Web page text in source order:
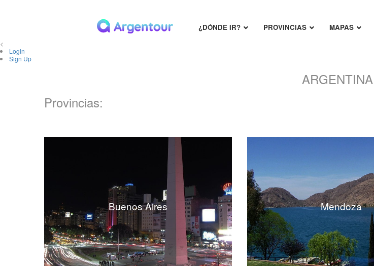
¿DÓNDE IR? PROVINCIAS MAPAS
<
Login
Sign Up
ARGENTINA
Provincias:
Buenos Aires Mendoza